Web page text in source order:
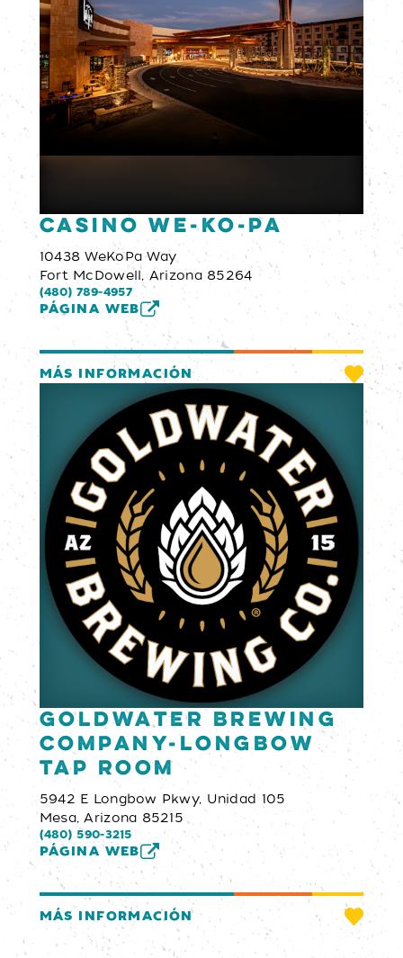
Casino We-Ko-Pa
10438 WeKoPa Way
Fort McDowell, Arizona 85264
(480) 789-4957
PÁGINA WEB
MÁS INFORMACIÓN
Goldwater Brewing
Company-Longbow
Tap Room
5942 E Longbow Pkwy, Unidad 105
Mesa, Arizona 85215
(480) 590-3215
PÁGINA WEB
MÁS INFORMACIÓN